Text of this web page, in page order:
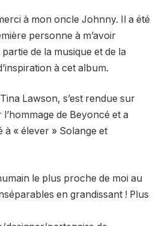
à mon oncle Johnny. Il a été
personne à m’avoir
de la musique et de la
à cet album.
Tina Lawson, s’est rendue sur
de Beyoncé et a
à « élever » Solange et
le plus proche de moi au
en grandissant ! Plus